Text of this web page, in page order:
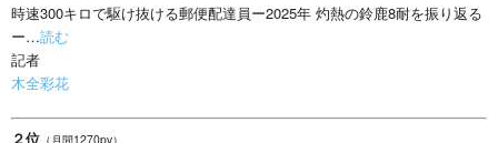
時速300キロで駆け抜ける郵便配達員ー2025年 灼熱の鈴鹿8耐を振り返る
ー…読む
記者
木全彩花
２位 （月間1270pv）